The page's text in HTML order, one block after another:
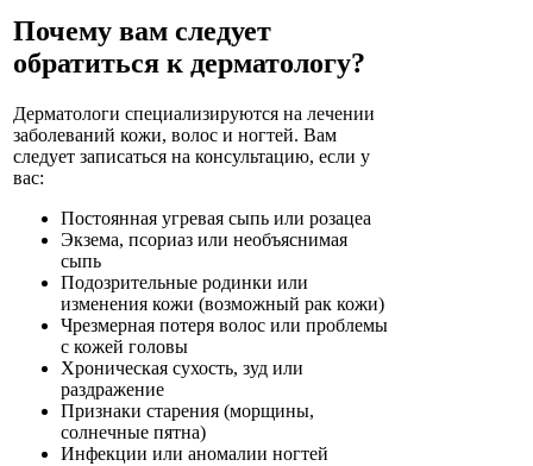
Почему вам следует
обратиться к дерматологу?
Дерматологи специализируются на лечении
заболеваний кожи, волос и ногтей. Вам
следует записаться на консультацию, если у
вас:
Постоянная угревая сыпь или розацеа
Экзема, псориаз или необъяснимая
сыпь
Подозрительные родинки или
изменения кожи (возможный рак кожи)
Чрезмерная потеря волос или проблемы
с кожей головы
Хроническая сухость, зуд или
раздражение
Признаки старения (морщины,
солнечные пятна)
Инфекции или аномалии ногтей